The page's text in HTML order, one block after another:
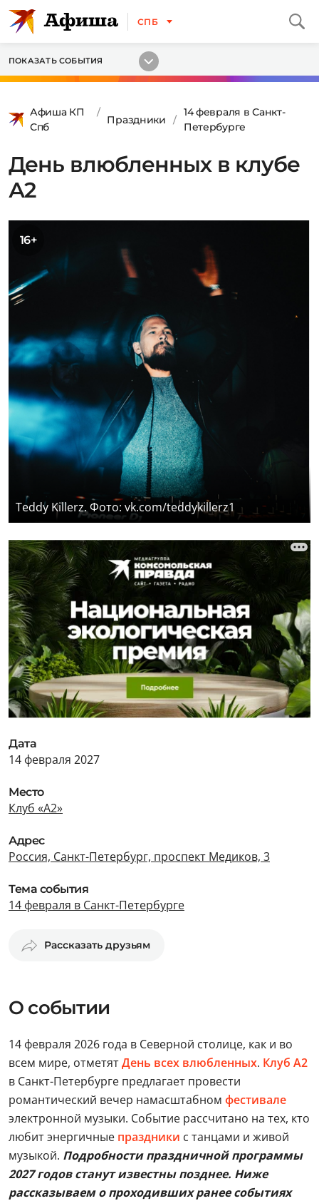
СПБ
ПОКАЗАТЬ СОБЫТИЯ
Афиша КП
Спб
Праздники
14 февраля в Санкт-
Петербурге
День влюбленных в клубе
А2
16+
Teddy Killerz. Фото: vk.com/teddykillerz1
Дата
14 февраля 2027
Место
Клуб «А2»
Адрес
Россия, Санкт-Петербург, проспект Медиков, 3
Тема события
14 февраля в Санкт-Петербурге
Рассказать друзьям
О событии
14 февраля 2026 года в Северной столице, как и во
всем мире, отметятДень всех влюбленных. Клуб A2
в Санкт-Петербурге предлагает провести
романтический вечер намасштабном фестивале
электронной музыки. Событие рассчитано на тех, кто
любит энергичные праздники с танцами и живой
музыкой. Подробности праздничной программы
2027 годов станут известны позднее. Ниже
рассказываем о проходивших ранее событиях